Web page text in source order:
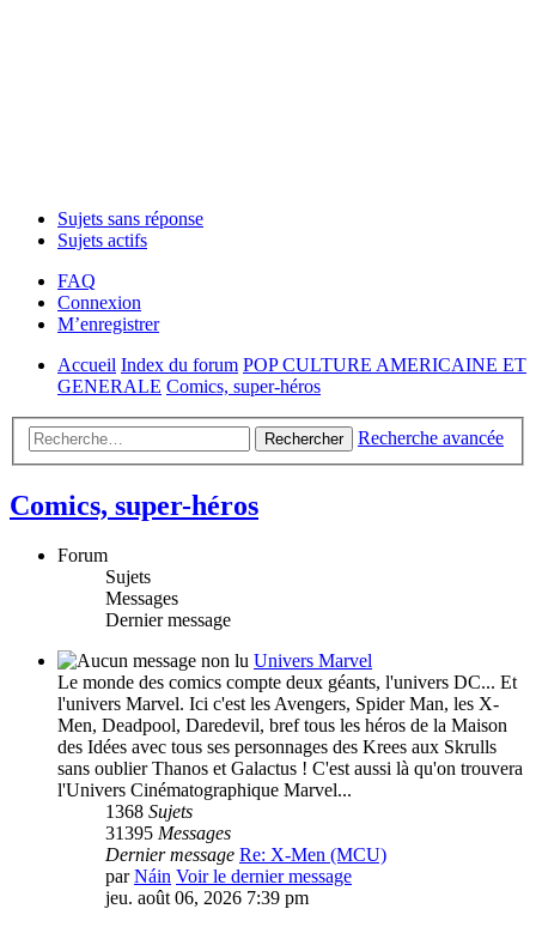
Sujets sans réponse
Sujets actifs
FAQ
Connexion
M’enregistrer
Accueil Index du forum POP CULTURE AMERICAINE ET
GENERALE Comics, super-héros
Rechercher Recherche avancée
Comics, super-héros
Forum
Sujets
Messages
Dernier message
Univers Marvel
Le monde des comics compte deux géants, l'univers DC... Et
l'univers Marvel. Ici c'est les Avengers, Spider Man, les X-
Men, Deadpool, Daredevil, bref tous les héros de la Maison
des Idées avec tous ses personnages des Krees aux Skrulls
sans oublier Thanos et Galactus ! C'est aussi là qu'on trouvera
l'Univers Cinématographique Marvel...
1368 Sujets
31395 Messages
Dernier message Re: X-Men (MCU)
parNáin Voir le dernier message
jeu. août 06, 2026 7:39 pm